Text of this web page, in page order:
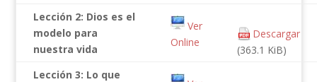
Lección 2: Dios es el
modelo para
nuestra vida
Ver
Online
Descargar
(363.1 KiB)
Lección 3: Lo que